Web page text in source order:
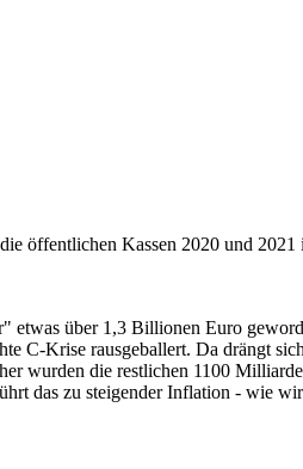
öffentlichen Kassen 2020 und
etwas über 1,3 Billionen Euro
C-Krise rausgeballert. Da drängt
wurden die restlichen 1100
das zu steigender Inflation - wie